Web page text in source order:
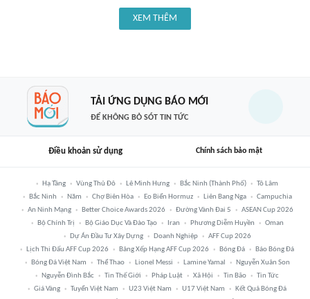
XEM THÊM
TẢI ỨNG DỤNG BÁO MỚI
ĐỂ KHÔNG BỎ SÓT TIN TỨC
Điều khoản sử dụng Chính sách bảo mật
Hạ Tầng Vùng Thủ Đô Lê Minh Hưng Bắc Ninh (thành Phố)
Tô Lâm
Bắc Ninh
Năm Chợ Biên Hòa Eo Biển Hormuz Liên Bang Nga
Campuchia
An Ninh Mạng
Better Choice Awards 2026 Đường Vành Đai 5
ASEAN Cup 2026
Bộ Chính Trị
Bộ Giáo Dục Và Đào Tạo Iran Phương Diễm Huyền
Oman
Dự Án Đầu Tư Xây Dựng
Doanh Nghiệp
AFF Cup 2026
Lịch Thi Đấu AFF Cup 2026
Bảng Xếp Hạng AFF Cup 2026 Bóng Đá
Báo Bóng Đá
Bóng Đá Việt Nam
Thể Thao Lionel Messi Lamine Yamal
Nguyễn Xuân Son
Nguyễn Đình Bắc
Tin Thế Giới Pháp Luật Xã Hội Tin Bão
Tin Tức
Giá Vàng
Tuyển Việt Nam U23 Việt Nam U17 Việt Nam
Kết Quả Bóng Đá